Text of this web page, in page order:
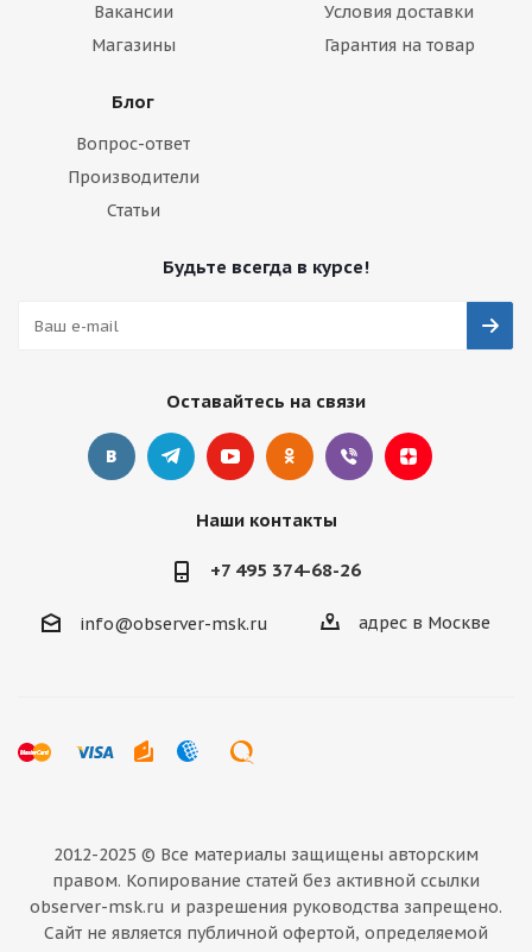
Вакансии
Магазины
Условия доставки
Гарантия на товар
Блог
Вопрос-ответ
Производители
Статьи
Будьте всегда в курсе!
Оставайтесь на связи
Наши контакты
+7 495 374-68-26
info@observer-msk.ru адрес в Москве
2012-2025 © Все материалы защищены авторским
правом. Копирование статей без активной ссылки
observer-msk.ru и разрешения руководства запрещено.
Сайт не является публичной офертой, определяемой